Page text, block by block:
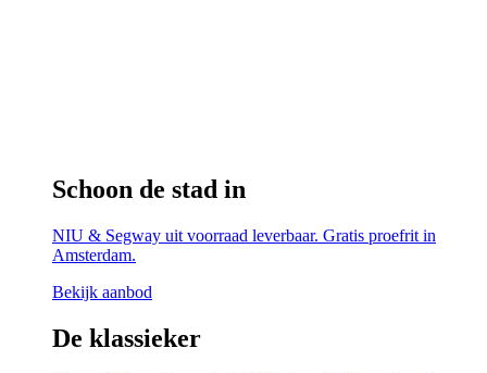
Schoon de stad in
NIU & Segway uit voorraad leverbaar. Gratis proefrit in
Amsterdam.
Bekijk aanbod
De klassieker